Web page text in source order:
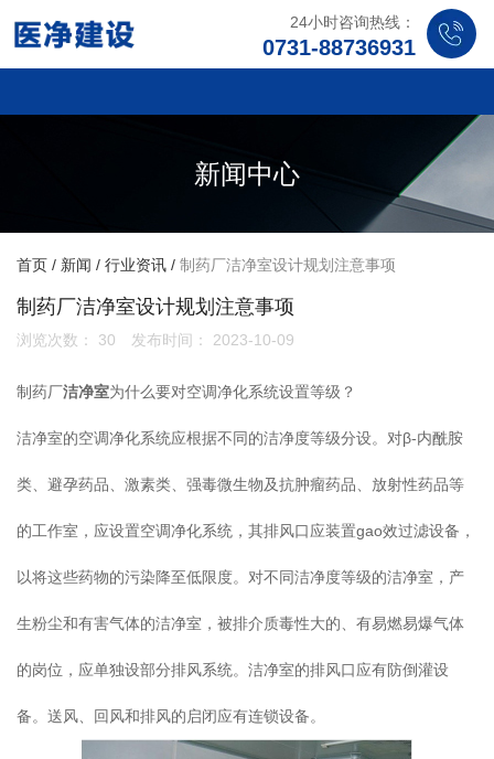
24小时咨询热线：
0731-88736931
新闻中心
首页 / 新闻 / 行业资讯 / 制药厂洁净室设计规划注意事项
制药厂洁净室设计规划注意事项
浏览次数： 30 发布时间： 2023-10-09
制药厂洁净室为什么要对空调净化系统设置等级？
洁净室的空调净化系统应根据不同的洁净度等级分设。对β-内酰胺
类、避孕药品、激素类、强毒微生物及抗肿瘤药品、放射性药品等
的工作室，应设置空调净化系统，其排风口应装置gao效过滤设备，
以将这些药物的污染降至低限度。对不同洁净度等级的洁净室，产
生粉尘和有害气体的洁净室，被排介质毒性大的、有易燃易爆气体
的岗位，应单独设部分排风系统。洁净室的排风口应有防倒灌设
备。送风、回风和排风的启闭应有连锁设备。